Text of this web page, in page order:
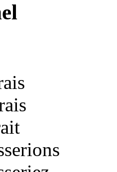
ais
ais
ait
erions